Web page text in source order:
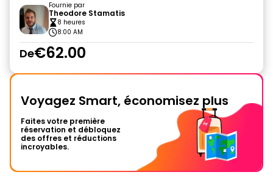
Fournie par
Theodore Stamatis
8 heures
8:00 AM
De€62.00
Voyagez Smart, économisez plus
Faites votre première
réservation et débloquez
des offres et réductions
incroyables.